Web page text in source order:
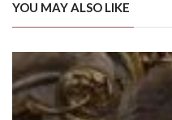
YOU MAY ALSO LIKE